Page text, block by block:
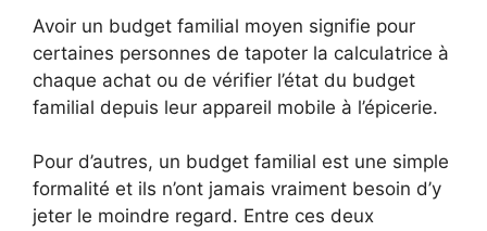
Avoir un budget familial moyen signifie pour
certaines personnes de tapoter la calculatrice à
chaque achat ou de vérifier l’état du budget
familial depuis leur appareil mobile à l’épicerie.
Pour d’autres, un budget familial est une simple
formalité et ils n’ont jamais vraiment besoin d’y
jeter le moindre regard. Entre ces deux